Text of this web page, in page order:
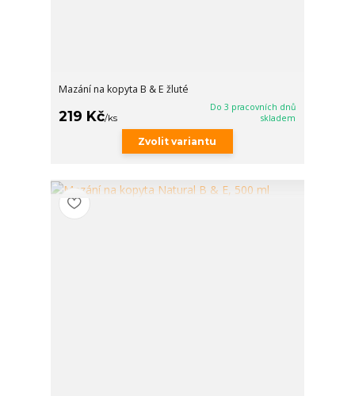
Mazání na kopyta B & E žluté
219 Kč/ks
Do 3 pracovních dnů
skladem
Zvolit variantu